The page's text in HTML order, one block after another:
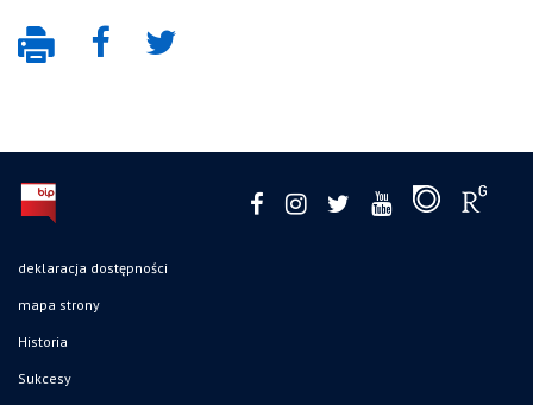
deklaracja dostępności
mapa strony
Historia
Sukcesy